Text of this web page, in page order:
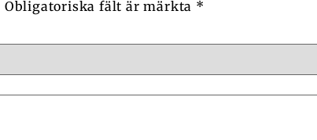
Obligatoriska fält är märkta *